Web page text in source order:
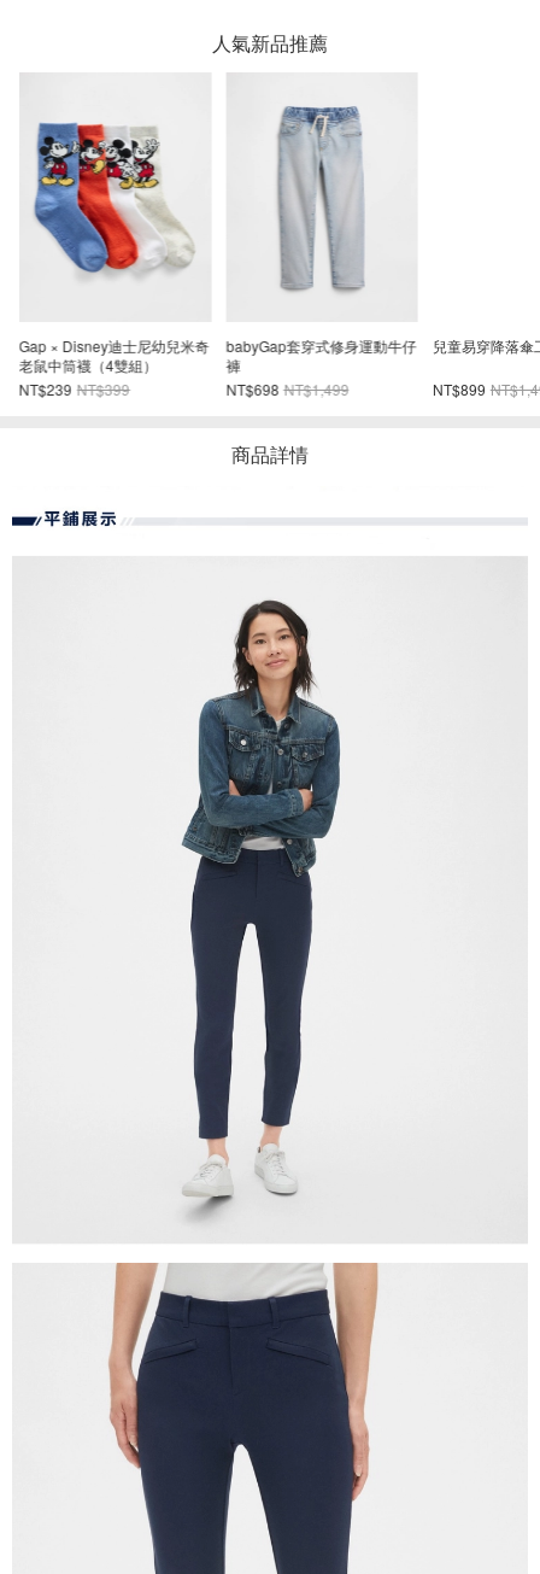
人氣新品推薦
Gap × Disney迪士尼幼兒米奇
老鼠中筒襪（4雙組）
NT$239 NT$399
babyGap套穿式修身運動牛仔
褲
NT$698 NT$1,499
兒童易穿降落傘
NT$899
商品詳情